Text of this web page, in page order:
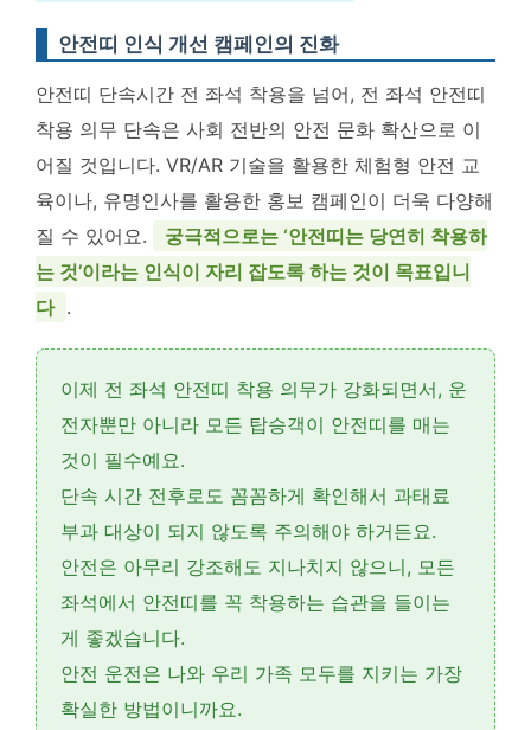
안전띠 인식 개선 캠페인의 진화
안전띠 단속시간 전 좌석 착용을 넘어, 전 좌석 안전띠
착용 의무 단속은 사회 전반의 안전 문화 확산으로 이
어질 것입니다. VR/AR 기술을 활용한 체험형 안전 교
육이나, 유명인사를 활용한 홍보 캠페인이 더욱 다양해
질 수 있어요.
궁극적으로는 ‘안전띠는 당연히 착용하
는 것’이라는 인식이 자리 잡도록 하는 것이 목표입니
다 .
이제 전 좌석 안전띠 착용 의무가 강화되면서, 운
전자뿐만 아니라 모든 탑승객이 안전띠를 매는
것이 필수예요.
단속 시간 전후로도 꼼꼼하게 확인해서 과태료
부과 대상이 되지 않도록 주의해야 하거든요.
안전은 아무리 강조해도 지나치지 않으니, 모든
좌석에서 안전띠를 꼭 착용하는 습관을 들이는
게 좋겠습니다.
안전 운전은 나와 우리 가족 모두를 지키는 가장
확실한 방법이니까요.